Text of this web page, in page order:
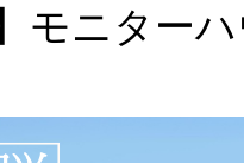
モニター